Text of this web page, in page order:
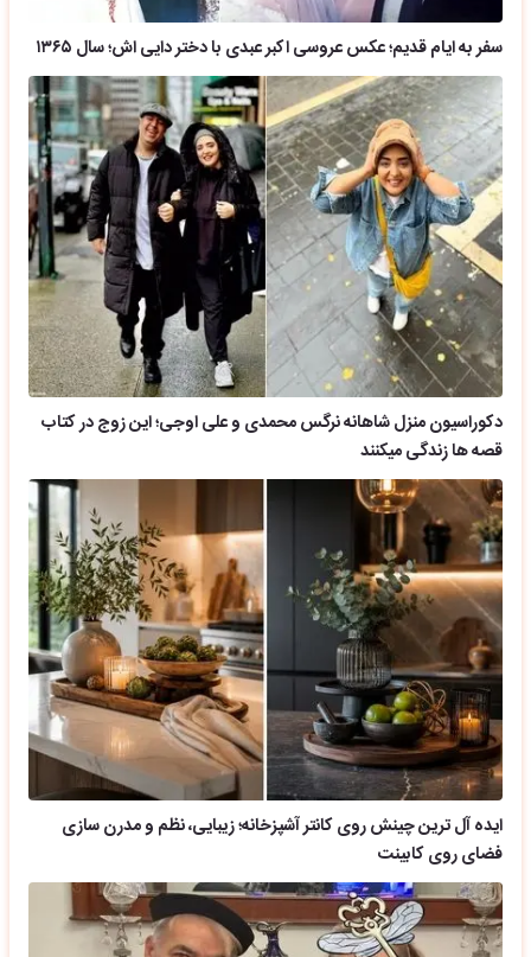
سفر به ایام قدیم؛ عکس عروسی اکبر عبدی با دختر دایی اش؛ سال ۱۳۶۵
دکوراسیون منزل شاهانه نرگس محمدی و علی اوجی؛ این زوج در کتاب
قصه ها زندگی میکنند
ایده آل ترین چینش روی کانتر آشپزخانه؛ زیبایی، نظم و مدرن سازی
فضای روی کابینت